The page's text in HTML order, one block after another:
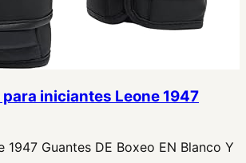
iniciantes Leone 1947
1947 Guantes DE Boxeo EN Blanco Y